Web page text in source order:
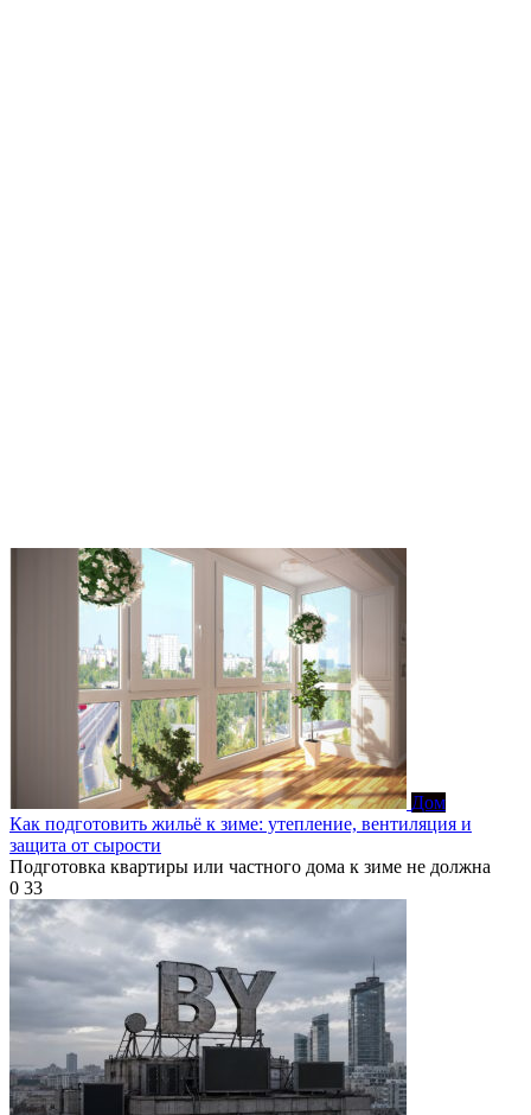
Дом
Как подготовить жильё к зиме: утепление, вентиляция и
защита от сырости
Подготовка квартиры или частного дома к зиме не должна
0 33